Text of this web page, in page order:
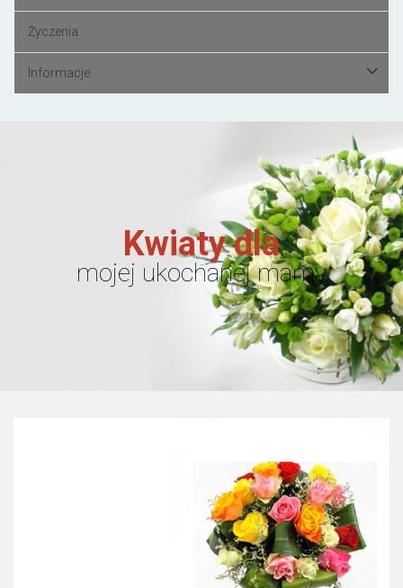
Życzenia
Informacje
Kwiaty dla
mojej ukochanej mamy